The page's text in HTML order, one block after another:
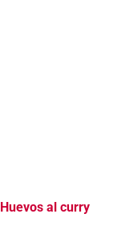
Huevos al curry